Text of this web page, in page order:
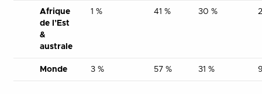
Afrique
de l’Est
&
australe
1 % 41 % 30 %
Monde 3 % 57 % 31 %